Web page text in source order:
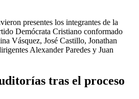
presentes los integrantes de la
Demócrata Cristiano conformado
Vásquez, José Castillo, Jonathan
Alexander Paredes y Juan
tras el proceso